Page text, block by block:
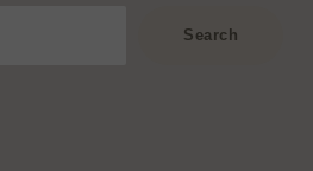
Search